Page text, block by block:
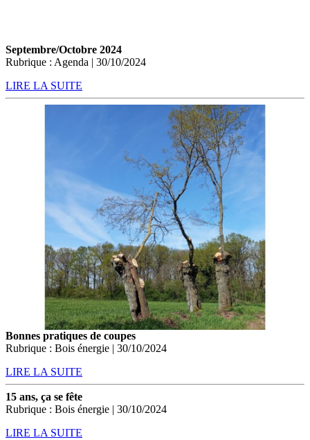
Septembre/Octobre 2024
Rubrique : Agenda | 30/10/2024
LIRE LA SUITE
Bonnes pratiques de coupes
Rubrique : Bois énergie | 30/10/2024
LIRE LA SUITE
15 ans, ça se fête
Rubrique : Bois énergie | 30/10/2024
LIRE LA SUITE